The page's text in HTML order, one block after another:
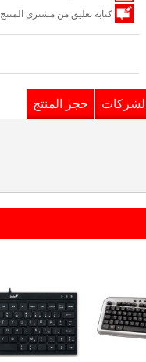
كتابة تعليق من مشترى المنتج
حجز المنتج